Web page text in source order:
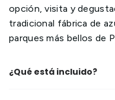
opción, visita y
tradicional fábrica de
parques más bellos de
¿Qué está incluido?